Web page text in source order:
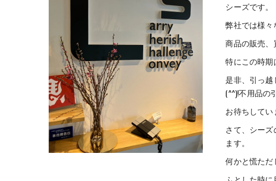
シーズです。
弊社では様々
商品の販売、
特にこの時期
是非、引っ
(^^)!不用品の
お待ちしてい
さて、シー
ます。
何かと慌ただ